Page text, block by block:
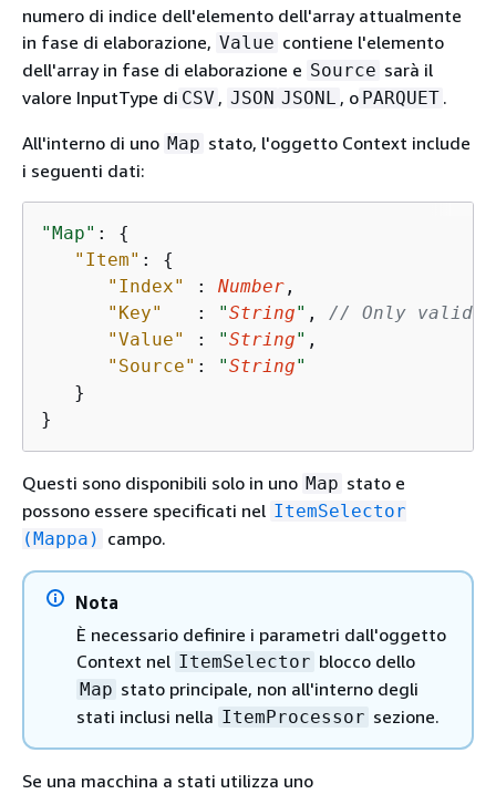
numero di indice dell'elemento dell'array attualmente
in fase di elaborazione, Value contiene l'elemento
dell'array in fase di elaborazione e Source sarà il
valore InputType di CSV , JSON JSONL , o PARQUET .
All'interno di uno Map stato, l'oggetto Context include
i seguenti dati:
"Map" : {
"Item" : {
"Index"
: Number ,
"Key"
   :
"String" , // Only valid
"Value"
: "String" ,
"Source" : "String"
   }
}
Questi sono disponibili solo in uno Map stato e
possono essere specificati nel ItemSelector
(Mappa) campo.
Nota
È necessario definire i parametri dall'oggetto
Context nel ItemSelector blocco dello
Map stato principale, non all'interno degli
stati inclusi nella ItemProcessor sezione.
Se una macchina a stati utilizza uno